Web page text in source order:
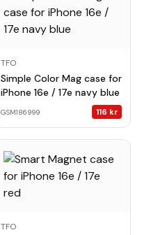
TFO
Simple Color Mag case for
iPhone 16e / 17e navy blue
GSM186999 116 kr
TFO